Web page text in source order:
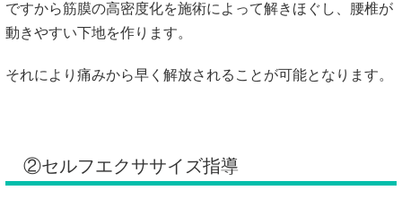
ですから筋膜の高密度化を施術によって解きほぐし、腰椎が
動きやすい下地を作ります。
それにより痛みから早く解放されることが可能となります。
②セルフエクササイズ指導